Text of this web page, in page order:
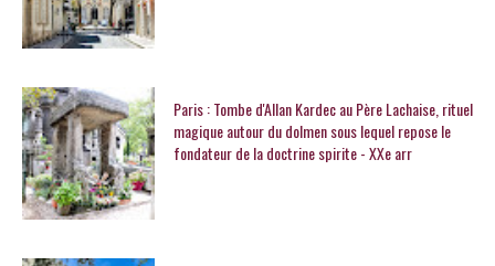
Paris : Tombe d'Allan Kardec au Père Lachaise, rituel
magique autour du dolmen sous lequel repose le
fondateur de la doctrine spirite - XXe arr